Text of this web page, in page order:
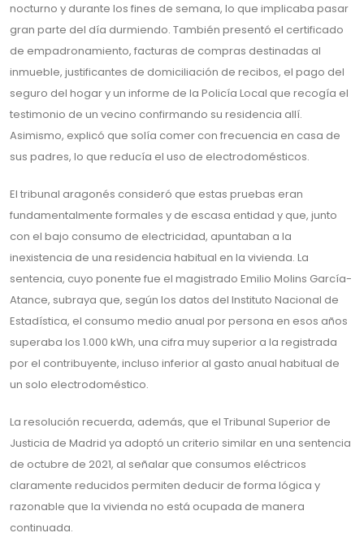
nocturno y durante los fines de semana, lo que implicaba pasar
gran parte del día durmiendo. También presentó el certificado
de empadronamiento, facturas de compras destinadas al
inmueble, justificantes de domiciliación de recibos, el pago del
seguro del hogar y un informe de la Policía Local que recogía el
testimonio de un vecino confirmando su residencia allí.
Asimismo, explicó que solía comer con frecuencia en casa de
sus padres, lo que reducía el uso de electrodomésticos.
El tribunal aragonés consideró que estas pruebas eran
fundamentalmente formales y de escasa entidad y que, junto
con el bajo consumo de electricidad, apuntaban a la
inexistencia de una residencia habitual en la vivienda. La
sentencia, cuyo ponente fue el magistrado Emilio Molins García-
Atance, subraya que, según los datos del Instituto Nacional de
Estadística, el consumo medio anual por persona en esos años
superaba los 1.000 kWh, una cifra muy superior a la registrada
por el contribuyente, incluso inferior al gasto anual habitual de
un solo electrodoméstico.
La resolución recuerda, además, que el Tribunal Superior de
Justicia de Madrid ya adoptó un criterio similar en una sentencia
de octubre de 2021, al señalar que consumos eléctricos
claramente reducidos permiten deducir de forma lógica y
razonable que la vivienda no está ocupada de manera
continuada.